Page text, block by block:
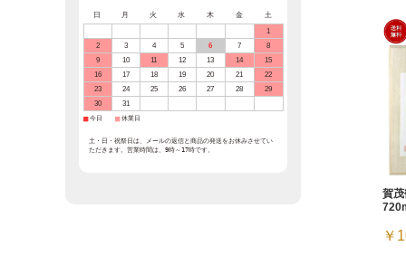
賀
￥
日 月 火 水 木 金
土
1
2
3 4 5 6 7
8
9
10 11 12 13 14
15
16
17 18 19 20 21
22
23
24 25 26 27 28
29
30
31
■ 今日 ■ 休業日
土・日・祝祭日は、メールの返信と商品の発送をお休みさせてい
ただきます。営業時間は、9時～17時です。